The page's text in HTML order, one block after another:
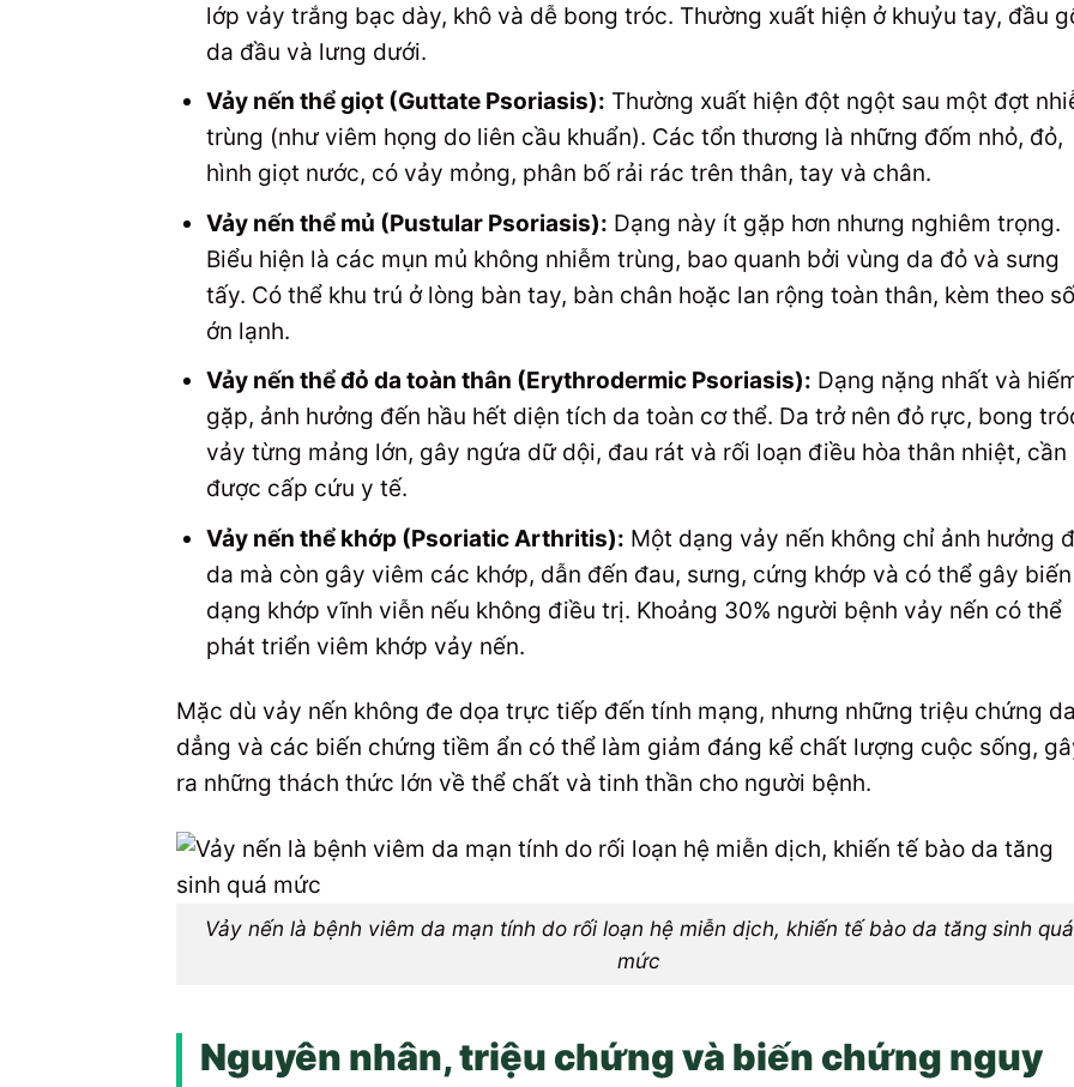
lớp vảy trắng bạc dày, khô và dễ bong tróc. Thường xuất hiện ở khuỷu tay, đầu
da đầu và lưng dưới.
Vảy nến thể giọt (Guttate Psoriasis): Thường xuất hiện đột ngột sau một đợt
trùng (như viêm họng do liên cầu khuẩn). Các tổn thương là những đốm nhỏ, đỏ,
hình giọt nước, có vảy mỏng, phân bố rải rác trên thân, tay và chân.
Vảy nến thể mủ (Pustular Psoriasis): Dạng này ít gặp hơn nhưng nghiêm trọng.
Biểu hiện là các mụn mủ không nhiễm trùng, bao quanh bởi vùng da đỏ và sưng
tấy. Có thể khu trú ở lòng bàn tay, bàn chân hoặc lan rộng toàn thân, kèm theo
ớn lạnh.
Vảy nến thể đỏ da toàn thân (Erythrodermic Psoriasis): Dạng nặng nhất và
gặp, ảnh hưởng đến hầu hết diện tích da toàn cơ thể. Da trở nên đỏ rực, bong
vảy từng mảng lớn, gây ngứa dữ dội, đau rát và rối loạn điều hòa thân nhiệt, cần
được cấp cứu y tế.
Vảy nến thể khớp (Psoriatic Arthritis): Một dạng vảy nến không chỉ ảnh hưởng
da mà còn gây viêm các khớp, dẫn đến đau, sưng, cứng khớp và có thể gây biến
dạng khớp vĩnh viễn nếu không điều trị. Khoảng 30% người bệnh vảy nến có thể
phát triển viêm khớp vảy nến.
Mặc dù vảy nến không đe dọa trực tiếp đến tính mạng, nhưng những triệu chứng
dẳng và các biến chứng tiềm ẩn có thể làm giảm đáng kể chất lượng cuộc sống,
ra những thách thức lớn về thể chất và tinh thần cho người bệnh.
Vảy nến là bệnh viêm da mạn tính do rối loạn hệ miễn dịch, khiến tế bào da tăng sinh quá
mức
Nguyên nhân, triệu chứng và biến chứng nguy